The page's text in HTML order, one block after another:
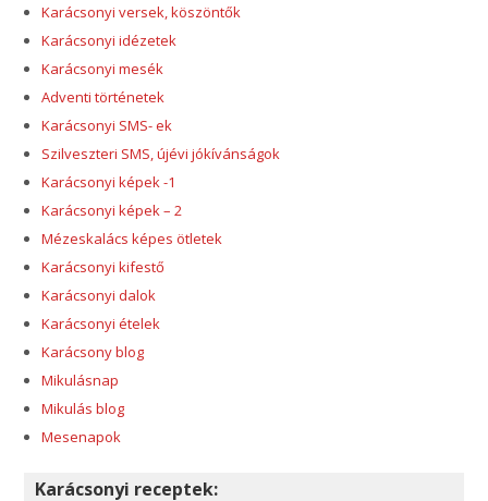
Karácsonyi versek, köszöntők
Karácsonyi idézetek
Karácsonyi mesék
Adventi történetek
Karácsonyi SMS- ek
Szilveszteri SMS, újévi jókívánságok
Karácsonyi képek -1
Karácsonyi képek – 2
Mézeskalács képes ötletek
Karácsonyi kifestő
Karácsonyi dalok
Karácsonyi ételek
Karácsony blog
Mikulásnap
Mikulás blog
Mesenapok
Karácsonyi receptek: